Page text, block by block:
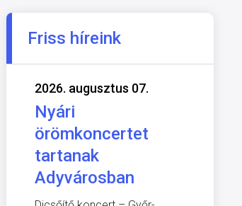
Friss híreink
2026. augusztus 07.
Nyári
örömkoncertet
tartanak
Adyvárosban